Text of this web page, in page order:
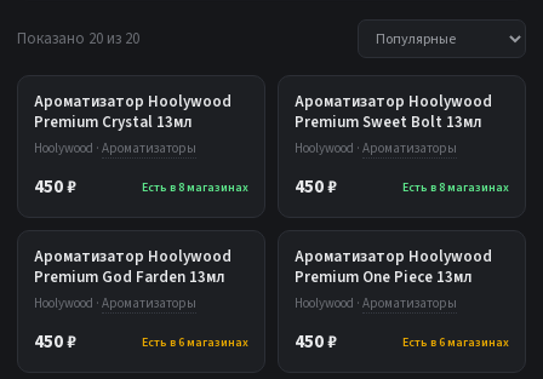
Показано 20 из 20
Ароматизатор Hoolywood
Premium Crystal 13мл
Hoolywood · Ароматизаторы
450 ₽ Есть в 8 магазинах
Ароматизатор Hoolywood
Premium Sweet Bolt 13мл
Hoolywood · Ароматизаторы
450 ₽ Есть в 8 магазинах
Ароматизатор Hoolywood
Premium God Farden 13мл
Hoolywood · Ароматизаторы
450 ₽ Есть в 6 магазинах
Ароматизатор Hoolywood
Premium One Piece 13мл
Hoolywood · Ароматизаторы
450 ₽ Есть в 6 магазинах